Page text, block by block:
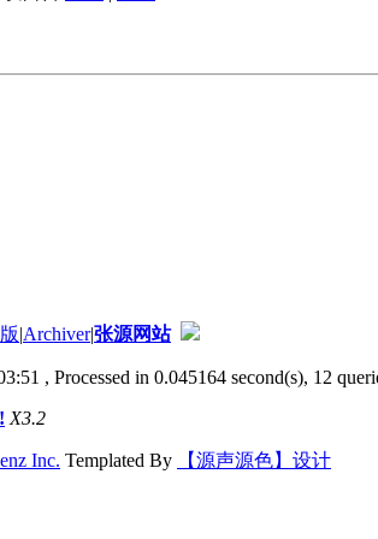
|Archiver|张源网站
, Processed in 0.045164 second(s), 12
X3.2
Inc. Templated By 【源声源色】设计